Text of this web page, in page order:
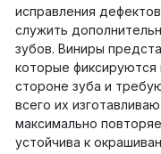
исправления
служить
зубов. Виниры
которые
стороне зуба и
всего их
максимально
устойчива к